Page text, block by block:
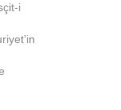
i